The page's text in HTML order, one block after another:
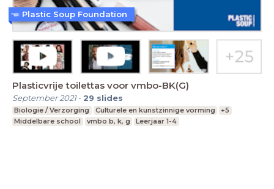
Plasticvrije toilettas voor vmbo-BK(G)
September 2021- 29 slides
Biologie / Verzorging Culturele en kunstzinnige vorming
+5
Middelbare school
vmbo b, k, g Leerjaar 1-4
Plastic Soup Foundation